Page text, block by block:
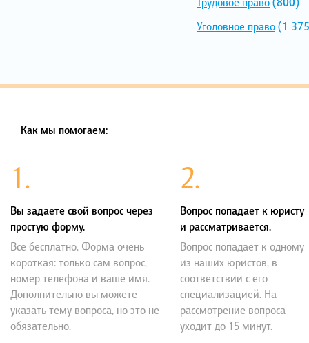
Уголовное право(1
Как мы помогаем:
1.
Вы задаете свой вопрос через
простую форму.
Все бесплатно. Форма очень
короткая: только сам вопрос,
номер телефона и ваше имя.
Дополнительно вы можете
указать тему вопроса, но это не
обязательно.
2.
Вопрос попадает к юристу
и рассматривается.
Вопрос попадает к одному
из наших юристов, в
соответствии с его
специализацией. На
рассмотрение вопроса
уходит до 15 минут.